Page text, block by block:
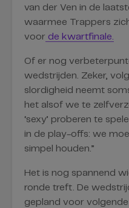
van der Ven in de
waarmee Trappers
voor de kwartfinale.
Of er nog
wedstrijden. Zeker,
slordigheid neemt
het alsof we te
‘sexy’ proberen te
in de play-offs: we
simpel houden.”
Het is nog spannend
ronde treft. De
gepland voor